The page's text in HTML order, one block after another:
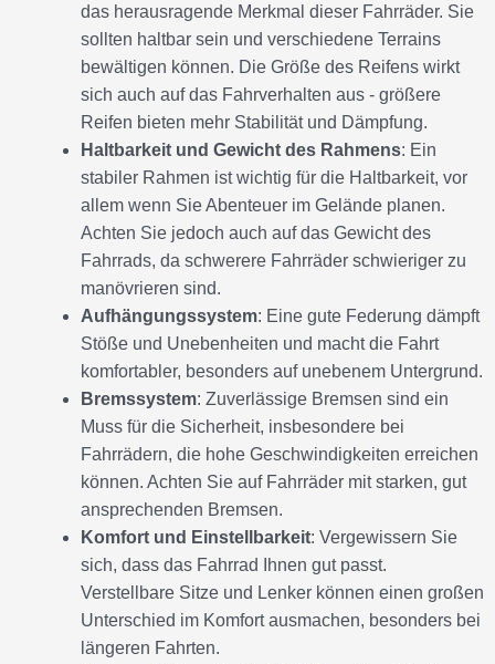
das herausragende Merkmal dieser Fahrräder. Sie
sollten haltbar sein und verschiedene Terrains
bewältigen können. Die Größe des Reifens wirkt
sich auch auf das Fahrverhalten aus - größere
Reifen bieten mehr Stabilität und Dämpfung.
Haltbarkeit und Gewicht des Rahmens: Ein
stabiler Rahmen ist wichtig für die Haltbarkeit, vor
allem wenn Sie Abenteuer im Gelände planen.
Achten Sie jedoch auch auf das Gewicht des
Fahrrads, da schwerere Fahrräder schwieriger zu
manövrieren sind.
Aufhängungssystem: Eine gute Federung dämpft
Stöße und Unebenheiten und macht die Fahrt
komfortabler, besonders auf unebenem Untergrund.
Bremssystem: Zuverlässige Bremsen sind ein
Muss für die Sicherheit, insbesondere bei
Fahrrädern, die hohe Geschwindigkeiten erreichen
können. Achten Sie auf Fahrräder mit starken, gut
ansprechenden Bremsen.
Komfort und Einstellbarkeit: Vergewissern Sie
sich, dass das Fahrrad Ihnen gut passt.
Verstellbare Sitze und Lenker können einen großen
Unterschied im Komfort ausmachen, besonders bei
längeren Fahrten.